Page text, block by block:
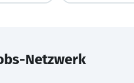
Netzwerk